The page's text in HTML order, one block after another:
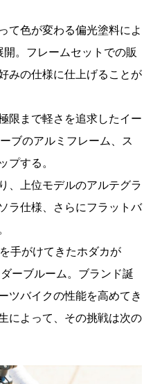
て色が変わる偏光塗料によ
。フレームセットでの販
みの仕様に仕上げることが
限まで軽さを追求したイー
ブのアルミフレーム、ス
プする。
、上位モデルのアルテグラ
ラ仕様、さらにフラットバ
手がけてきたホダカが
ーブルーム。ブランド誕
ツバイクの性能を高めてき
によって、その挑戦は次の